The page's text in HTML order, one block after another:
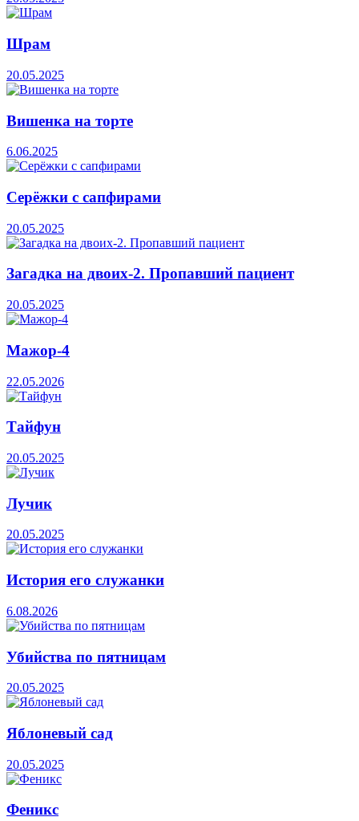
Шрам
20.05.2025
Вишенка на торте
6.06.2025
Серёжки с сапфирами
20.05.2025
Загадка на двоих-2. Пропавший пациент
20.05.2025
Мажор-4
22.05.2026
Тайфун
20.05.2025
Лучик
20.05.2025
История его служанки
6.08.2026
Убийства по пятницам
20.05.2025
Яблоневый сад
20.05.2025
Феникс